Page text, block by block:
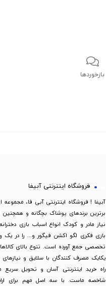
بازخوردها
فروشگاه اینترنتی آبیفا
آبیفا ! فروشگاه اینترنتی آبی فا، مجموعه
برترین برندهای پوشاک بچگانه و همچنین
نیاز مادر و کودک انواع اسباب بازی
بازی فکری لگو اکشن فیگور و... را در
تخصصی جمع آورده است. تنوع بالای کالاها
یکایک مصرف کنندگان با سلایق و
راه خرید اینترنتی آسان و تحویل سریع
شاخصه ماست. با سه اصل مهم برای